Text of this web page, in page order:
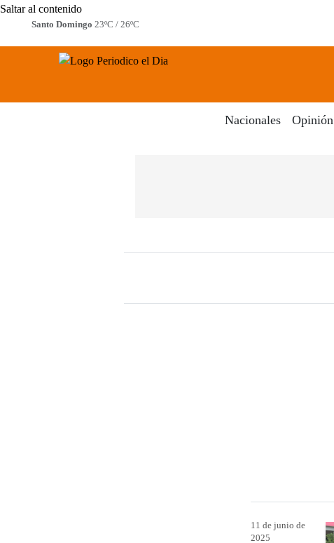
Saltar al contenido
Santo Domingo 23ºC / 26ºC
Nacionales Opinión
11 de junio de
2025